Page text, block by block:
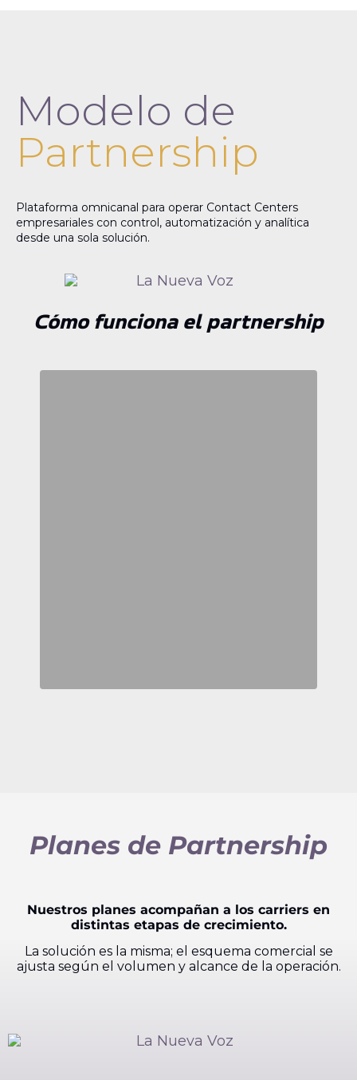
Modelo de
Partnership
Plataforma omnicanal para operar Contact Centers
empresariales con control, automatización y analítica
desde una sola solución.
Cómo funciona el partnership
Planes de Partnership
Nuestros planes acompañan a los carriers en
distintas etapas de crecimiento.
La solución es la misma; el esquema comercial se
ajusta según el volumen y alcance de la operación.